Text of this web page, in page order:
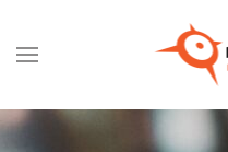
Passer au contenu